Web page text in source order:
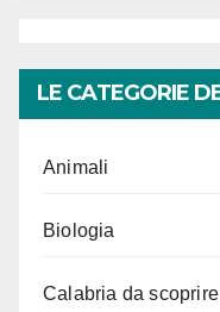
LE CATEGORIE
Animali
Biologia
Calabria da scoprire